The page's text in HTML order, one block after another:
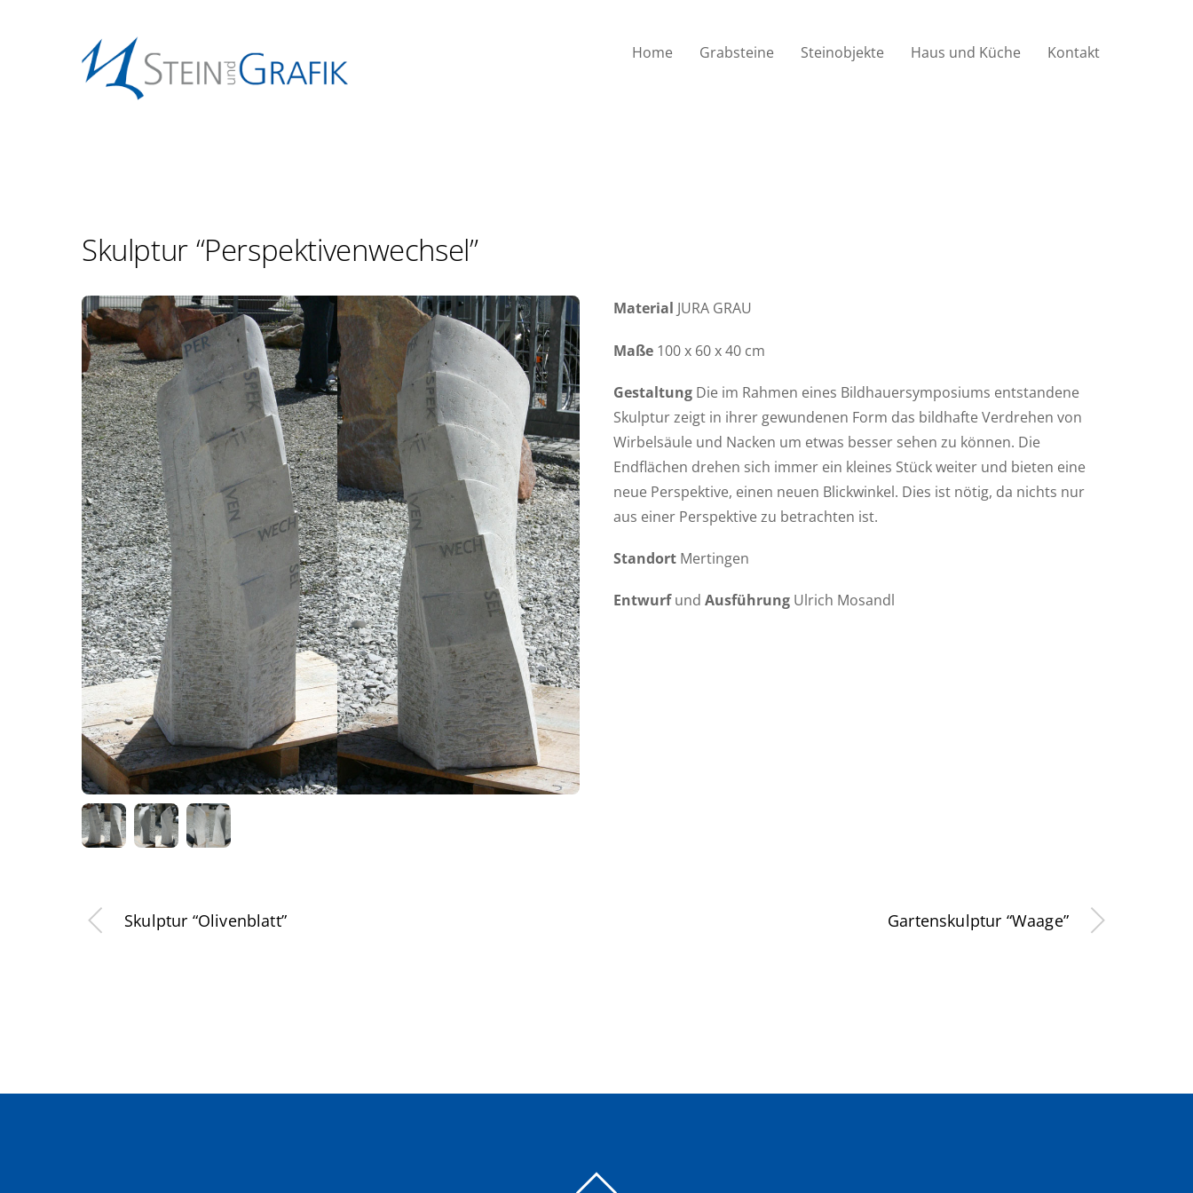
Home Grabsteine Steinobjekte Haus und Küche Kontakt
Skulptur “Perspektivenwechsel”
Material JURA GRAU
Maße100 x 60 x 40 cm
Gestaltung Die im Rahmen eines Bildhauersymposiums entstandene
Skulptur zeigt in ihrer gewundenen Form das bildhafte Verdrehen von
Wirbelsäule und Nacken um etwas besser sehen zu können. Die
Endflächen drehen sich immer ein kleines Stück weiter und bieten eine
neue Perspektive, einen neuen Blickwinkel. Dies ist nötig, da nichts nur
aus einer Perspektive zu betrachten ist.
StandortMertingen
Entwurfund AusführungUlrich Mosandl
Skulptur “Olivenblatt” Gartenskulptur “Waage”